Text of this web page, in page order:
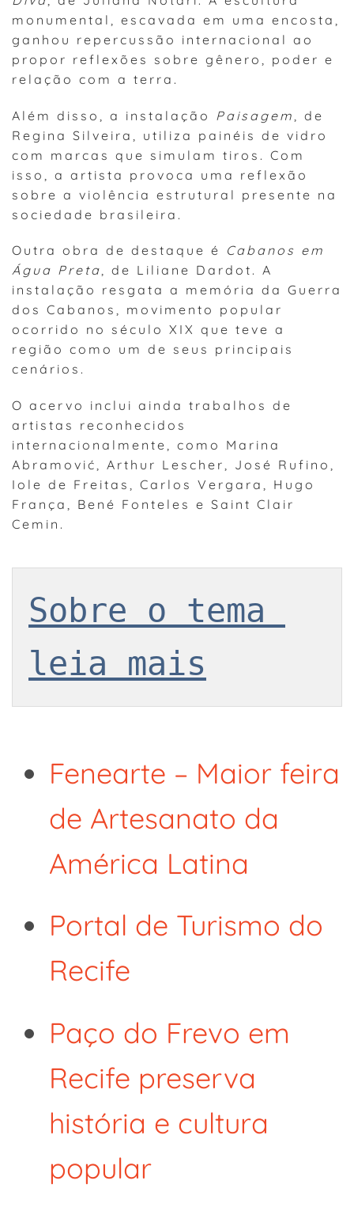
monumental, escavada em uma encosta,
ganhou repercussão internacional ao
propor reflexões sobre gênero, poder e
relação com a terra.
Além disso, a instalação Paisagem
, de
Regina Silveira, utiliza painéis de vidro
com marcas que simulam tiros. Com
isso, a artista provoca uma reflexão
sobre a violência estrutural presente na
sociedade brasileira.
Outra obra de destaque é Cabanos em
Água Preta, de Liliane Dardot. A
instalação resgata a memória da Guerra
dos Cabanos, movimento popular
ocorrido no século XIX que teve a
região como um de seus principais
cenários.
O acervo inclui ainda trabalhos de
artistas reconhecidos
internacionalmente, como Marina
Abramović, Arthur Lescher, José Rufino,
Iole de Freitas, Carlos Vergara, Hugo
França, Bené Fonteles e Saint Clair
Cemin.
Sobre o tema
leia mais
Fenearte – Maior feira
de Artesanato da
América Latina
Portal de Turismo do
Recife
Paço do Frevo em
Recife preserva
história e cultura
popular